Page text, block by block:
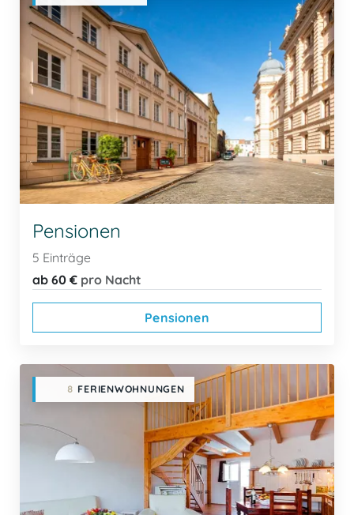
Pensionen
5 Einträge
ab 60 € pro Nacht
Pensionen
8 FERIENWOHNUNGEN